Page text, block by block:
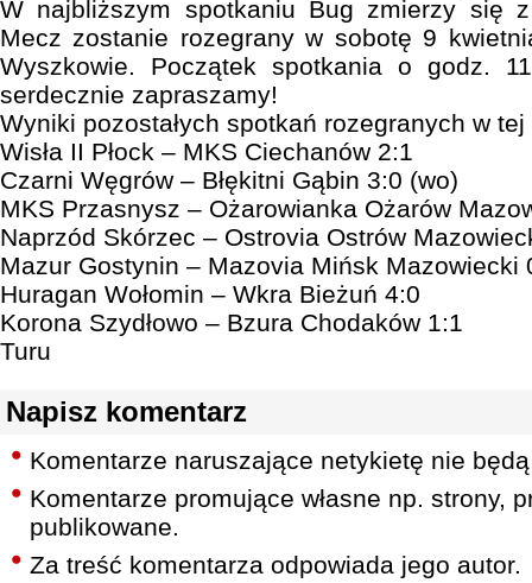
W najbliższym spotkaniu Bug zmierzy się z
Mecz zostanie rozegrany w sobotę 9
Wyszkowie. Początek spotkania o godz.
serdecznie zapraszamy!
Wyniki pozostałych spotkań rozegranych w
Wisła II Płock – MKS Ciechanów 2:1
Czarni Węgrów – Błękitni Gąbin 3:0 (wo)
MKS Przasnysz – Ożarowianka Ożarów
Naprzód Skórzec – Ostrovia Ostrów
Mazur Gostynin – Mazovia Mińsk Mazowiecki
Huragan Wołomin – Wkra Bieżuń 4:0
Korona Szydłowo – Bzura Chodaków 1:1
Turu
Napisz komentarz
Komentarze naruszające netykietę nie
Komentarze promujące własne np. strony,
publikowane.
Za treść komentarza odpowiada jego autor.